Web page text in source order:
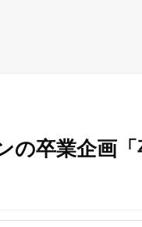
の卒業企画